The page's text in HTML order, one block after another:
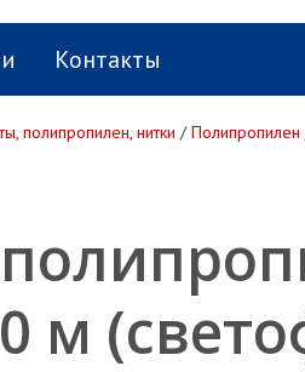
Контакты
полипропилен, нитки /Полипропилен
м